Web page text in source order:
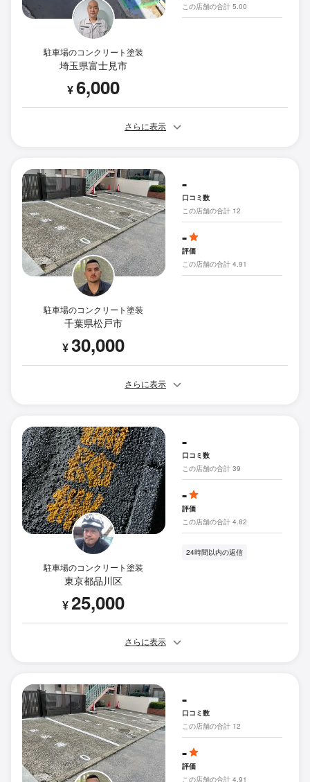
駐車場のコンクリート塗装
埼玉県富士見市
¥6,000
この店舗の合計 5.00
さらに表示
駐車場のコンクリート塗装
千葉県松戸市
¥30,000
-
口コミ数
この店舗の合計 12
-
評価
この店舗の合計 4.91
さらに表示
駐車場のコンクリート塗装
東京都品川区
¥25,000
-
口コミ数
この店舗の合計 39
-
評価
この店舗の合計 4.82
24時間以内の返信
さらに表示
-
口コミ数
この店舗の合計 12
-
評価
この店舗の合計 4.91